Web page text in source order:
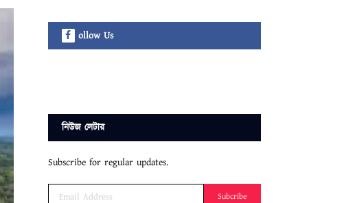
ollow Us
নিউজ লেটার
Subscribe for regular updates.
Subcribe